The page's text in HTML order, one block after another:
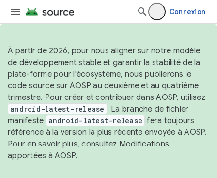
Connexion
À partir de 2026, pour nous aligner sur notre modèle
de développement stable et garantir la stabilité de la
plate-forme pour l'écosystème, nous publierons le
code source sur AOSP au deuxième et au quatrième
trimestre. Pour créer et contribuer dans AOSP, utilisez
android-latest-release . La branche de fichier
manifeste android-latest-release fera toujours
référence à la version la plus récente envoyée à AOSP.
Pour en savoir plus, consultez Modifications
apportées à AOSP.